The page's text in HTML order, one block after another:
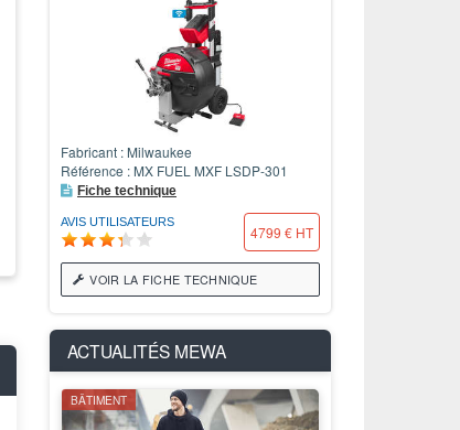
Fabricant : Milwaukee
Référence : MX FUEL MXF LSDP-301
Fiche technique
AVIS UTILISATEURS
4799 € HT
VOIR LA FICHE TECHNIQUE
ACTUALITÉS MEWA
BÂTIMENT